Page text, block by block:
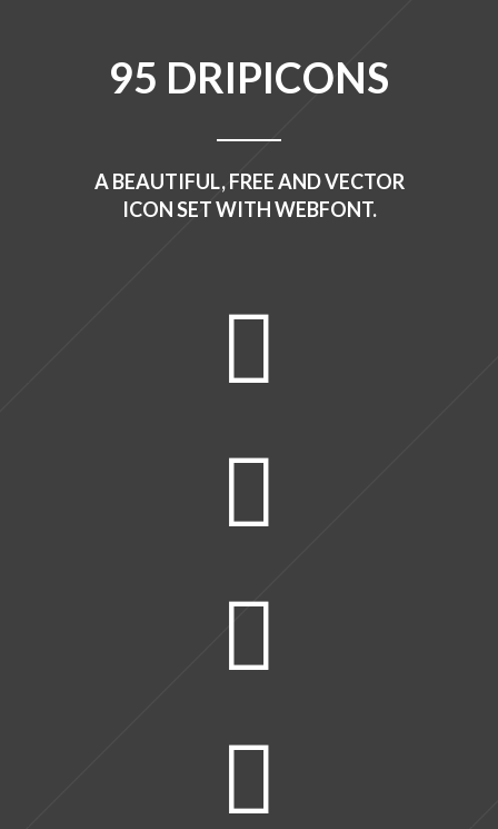
95 DRIPICONS
A BEAUTIFUL, FREE AND VECTOR
ICON SET WITH WEBFONT.